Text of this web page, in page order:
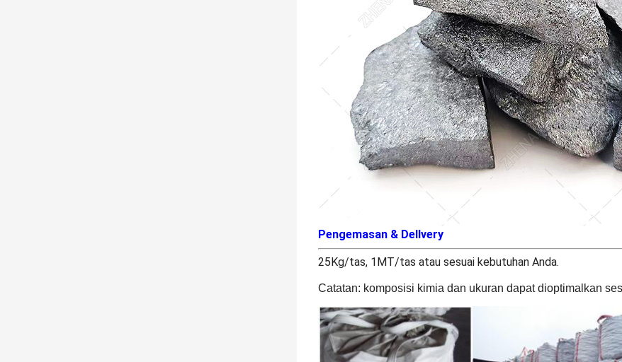
Pengemasan & Del Ivery
25Kg/tas, 1MT/tas atau sesuai kebutuhan Anda.
Catatan: komposisi kimia dan ukuran dapat dioptimalkan